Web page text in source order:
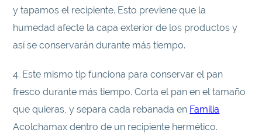
y tapamos el recipiente. Esto previene que la
humedad afecte la capa exterior de los productos y
así se conservarán durante más tiempo.
4. Este mismo tip funciona para conservar el pan
fresco durante más tiempo. Corta el pan en el tamaño
que quieras, y separa cada rebanada en Familia
Acolchamax dentro de un recipiente hermético.